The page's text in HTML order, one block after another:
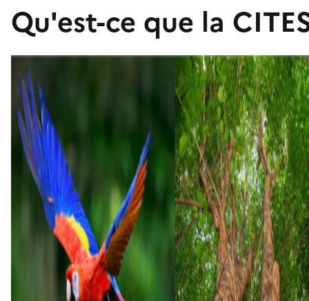
Qu'est-ce que la